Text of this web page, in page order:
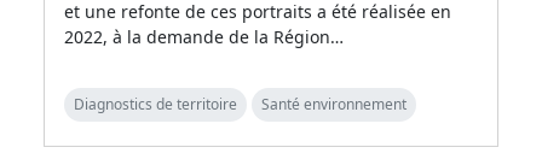
et une refonte de ces portraits a été réalisée en
2022, à la demande de la Région…
Diagnostics de territoire Santé environnement